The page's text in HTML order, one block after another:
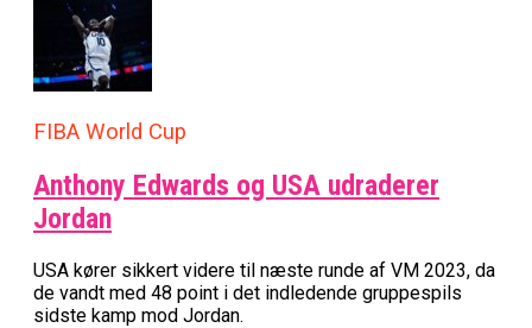
FIBA World Cup
Anthony Edwards og USA udraderer
Jordan
USA kører sikkert videre til næste runde af VM 2023, da
de vandt med 48 point i det indledende gruppespils
sidste kamp mod Jordan.